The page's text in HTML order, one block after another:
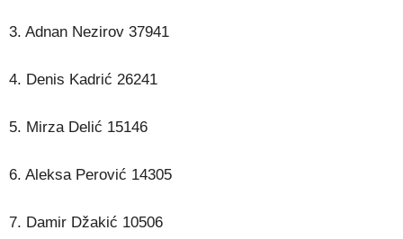
3. Adnan Nezirov 37941
4. Denis Kadrić 26241
5. Mirza Delić 15146
6. Aleksa Perović 14305
7. Damir Džakić 10506